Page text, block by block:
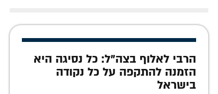
הרבי לאלוף בצה"ל: כל נסיגה היא
הזמנה להתקפה על כל נקודה
בישראל